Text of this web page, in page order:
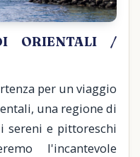
ORIENTALI /
per un viaggio
una regione di
sereni e pittoreschi
l'incantevole